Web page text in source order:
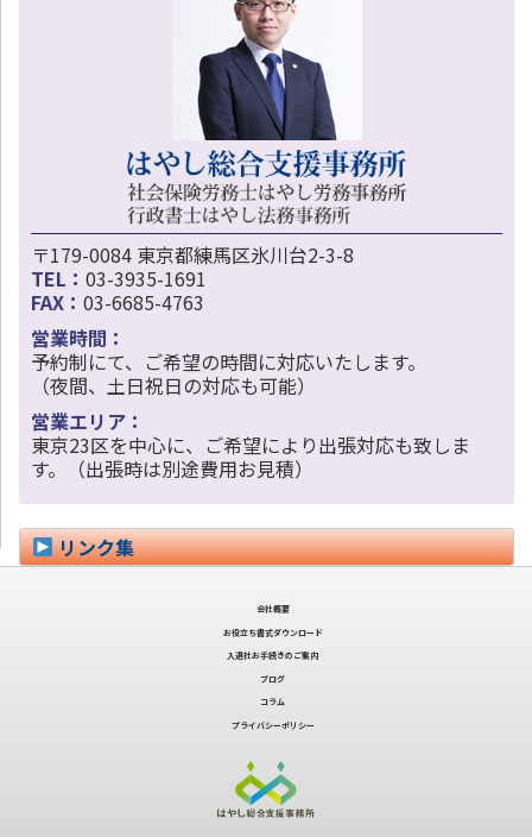
〒179-0084 東京都練馬区氷川台2-3-8
TEL： 03-3935-1691
FAX： 03-6685-4763
営業時間：
予約制にて、ご希望の時間に対応いたします。
（夜間、土日祝日の対応も可能）
営業エリア：
東京23区を中心に、ご希望により出張対応も致しま
す。（出張時は別途費用お見積）
リンク集
会社概要
お役立ち書式ダウンロード
入退社お手続きのご案内
ブログ
コラム
プライバシーポリシー